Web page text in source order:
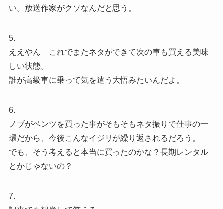
い。放送作家がクソなんだと思う。
5.
ええやん これでまたネタができて次の車も買える美味
しい状態。
誰が高級車に乗って気を遣う大悟みたいんだよ。
6.
ノブがベンツを買った事がそもそもネタ振りで仕事の一
環だから、今後こんなイジリが繰り返されるだろう。
でも、そう考えると本当に買ったのかな？長期レンタル
とかじゃないの？
7.